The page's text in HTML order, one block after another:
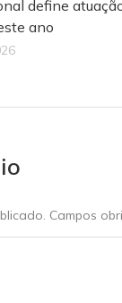
define
ano
Campos